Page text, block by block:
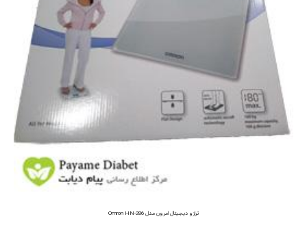
ترازو دیجیتال امرون مدل Omron HN-286